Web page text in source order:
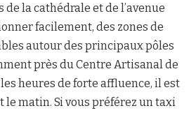
la cathédrale et de l’avenue
facilement, des zones de
autour des principaux pôles
près du Centre Artisanal de
heures de forte affluence, il est
le matin. Si vous préférez un taxi